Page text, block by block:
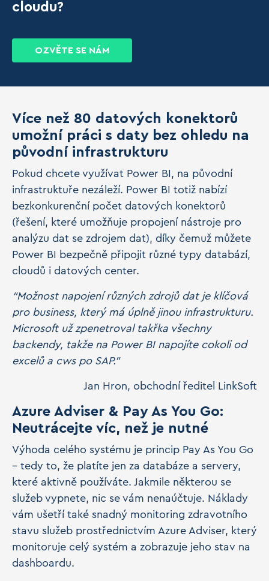
cloudu?
OZVĚTE SE NÁM
Více než 80 datových konektorů
umožní práci s daty bez ohledu na
původní infrastrukturu
Pokud chcete využívat Power BI, na původní
infrastruktuře nezáleží. Power BI totiž nabízí
bezkonkurenční počet datových konektorů
(řešení, které umožňuje propojení nástroje pro
analýzu dat se zdrojem dat), díky čemuž můžete
Power BI bezpečně připojit různé typy databází,
cloudů i datových center.
“Možnost napojení různých zdrojů dat je klíčová
pro business, který má úplně jinou infrastrukturu.
Microsoft už zpenetroval takřka všechny
backendy, takže na Power BI napojíte cokoli od
excelů a cws po SAP.”
Jan Hron, obchodní ředitel LinkSoft
Azure Adviser & Pay As You Go:
Neutrácejte víc, než je nutné
Výhoda celého systému je princip Pay As You Go
– tedy to, že platíte jen za databáze a servery,
které aktivně používáte. Jakmile některou se
služeb vypnete, nic se vám nenaúčtuje. Náklady
vám ušetří také snadný monitoring zdravotního
stavu služeb prostřednictvím Azure Adviser, který
monitoruje celý systém a zobrazuje jeho stav na
dashboardu.